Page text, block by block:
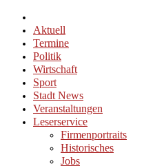
Aktuell
Termine
Politik
Wirtschaft
Sport
Stadt News
Veranstaltungen
Leserservice
Firmenportraits
Historisches
Jobs